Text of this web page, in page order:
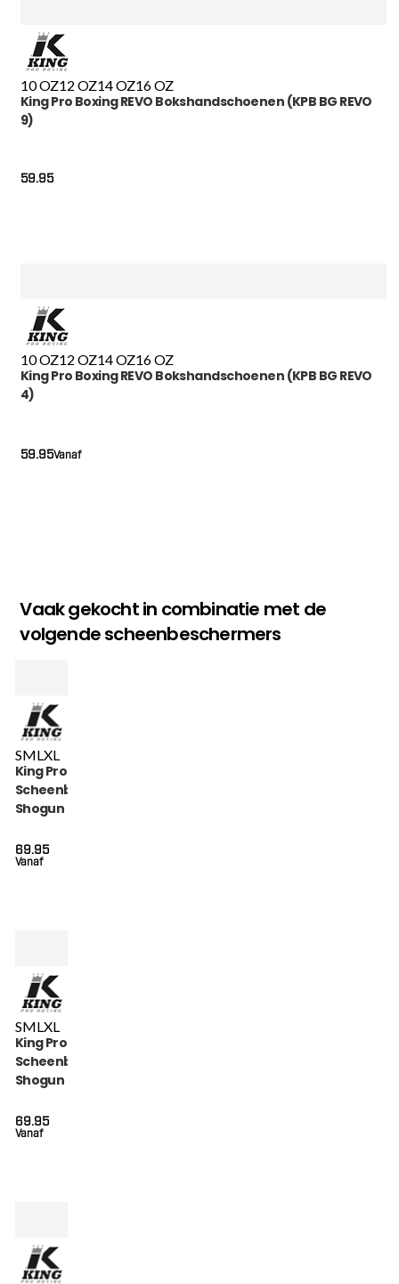
10 OZ12 OZ14 OZ16 OZ
King Pro Boxing REVO Bokshandschoenen (KPB BG REVO
9)
59.95
10 OZ12 OZ14 OZ16 OZ
King Pro Boxing REVO Bokshandschoenen (KPB BG REVO
4)
Vanaf
59.95
Vaak gekocht in combinatie met de
volgende scheenbeschermers
SMLXL
King Pro Boxing
Scheenbeschermers
Shogun (KPB SG
Vanaf
69.95
SML XL
King Pro Boxing
Scheenbeschermers
Shogun Series (KPB
Vanaf
69.95